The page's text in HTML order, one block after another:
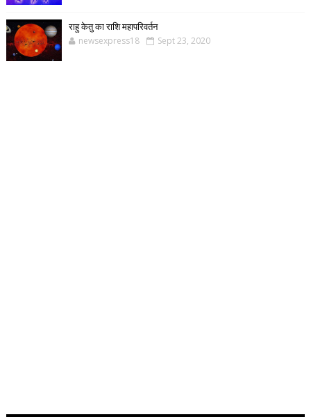
राहु केतु का राशि महापरिवर्तन
newsexpress18 Sept 23, 2020